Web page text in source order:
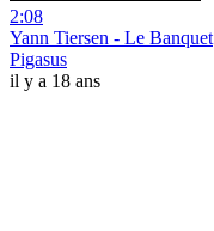
2:08
Yann Tiersen - Le Banquet
Pigasus
il y a 18 ans